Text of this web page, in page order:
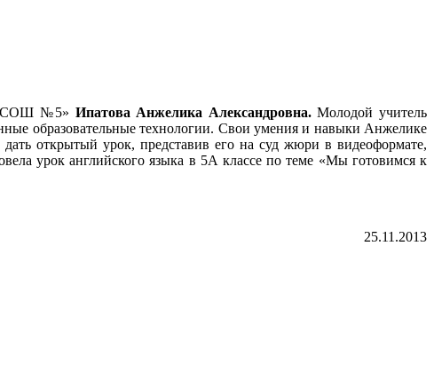
«СОШ №5» Ипатова Анжелика Александровна.Молодой учитель
образовательные технологии. Свои умения и навыки Анжелике
открытый урок, представив его на суд жюри в видеоформате,
урок английского языка в 5А классе по теме «Мы готовимся к
25.11.2013